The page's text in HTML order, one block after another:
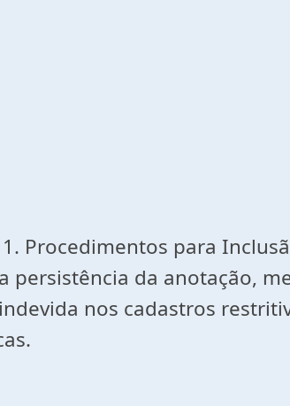
Procedimentos para
persistência da anotação,
nos cadastros